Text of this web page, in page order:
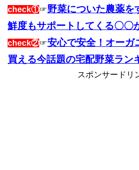
check①☞野菜についた農薬を
鮮度もサポートしてくる〇〇
check②☞安心で安全！オーガ
買える今話題の宅配野菜ラン
スポンサードリ